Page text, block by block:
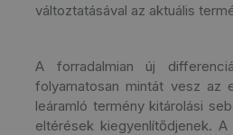
változtatásával az aktuális
A forradalmian új
folyamatosan mintát vesz az
leáramló termény kitárolási
eltérések kiegyenlítődjenek.